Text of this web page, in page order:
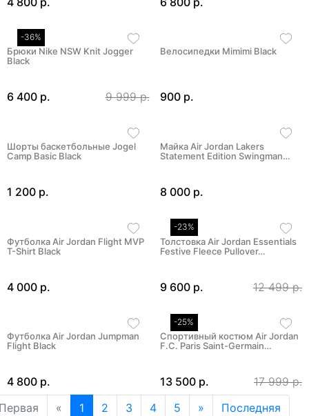
-36%
Брюки Nike NSW Knit Jogger
Black
6 400 р. 9 999 р.
Велосипедки Mimimi Black
900 р.
Шорты баскетбольные Jogel
Camp Basic Black
1 200 р.
Майка Air Jordan Lakers
Statement Edition Swingman…
8 000 р.
Футболка Air Jordan Flight MVP
T-Shirt Black
4 000 р.
-23%
Толстовка Air Jordan Essentials
Festive Fleece Pullover…
9 600 р. 12 499 р.
Футболка Air Jordan Jumpman
Flight Black
4 800 р.
-25%
Спортивный костюм Air Jordan
F.C. Paris Saint-Germain…
13 500 р.
17 999 р.
« 1 2 3 4 5 » Последняя